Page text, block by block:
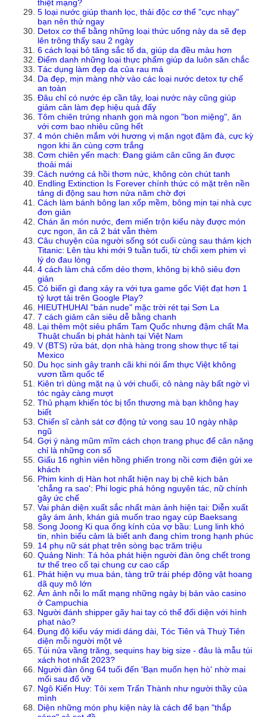
thiệt mạng?
5 loại nước giúp thanh lọc, thải độc cơ thể "cực nhạy"
bạn nên thử ngay
Detox cơ thể bằng những loại thức uống này da sẽ đẹp
lên trông thấy sau 2 ngày
6 cách loại bỏ tăng sắc tố da, giúp da đều màu hơn
Điểm danh những loại thực phẩm giúp da luôn săn chắc
Tác dụng làm đẹp da của rau má
Da đẹp, mịn màng nhờ vào các loại nước detox tự chế
an toàn
Đâu chỉ có nước ép cần tây, loại nước này cũng giúp
giảm cân làm đẹp hiệu quả đấy
Tôm chiên trứng nhanh gọn mà ngon "bon miệng", ăn
với cơm bao nhiêu cũng hết
4 món chiên mắm với hương vị mặn ngọt đậm đà, cực kỳ
ngon khi ăn cùng cơm trắng
Cơm chiên yến mạch: Đang giảm cân cũng ăn được
thoải mái
Cách nướng cá hồi thơm nức, không còn chút tanh
Endling Extinction Is Forever chính thức có mặt trên nền
tảng di động sau hơn nửa năm chờ đợi
Cách làm bánh bông lan xốp mềm, bông mịn tại nhà cực
đơn giản
Chán ăn món nước, đem miến trộn kiểu này được món
cực ngon, ăn cả 2 bát vẫn thèm
Câu chuyện của người sống sót cuối cùng sau thảm kịch
Titanic: Lên tàu khi mới 9 tuần tuổi, từ chối xem phim vì
lý do đau lòng
4 cách làm chả cốm dẻo thơm, không bị khô siêu đơn
giản
Có biến gì đang xảy ra với tựa game gốc Việt đạt hơn 1
tỷ lượt tải trên Google Play?
HIEUTHUHAI "bán nude" mặc trời rét tại Sơn La
7 cách giảm cân siêu dễ bằng chanh
Lại thêm một siêu phẩm Tam Quốc nhưng đậm chất Ma
Thuật chuẩn bị phát hành tại Việt Nam
V (BTS) rửa bát, dọn nhà hàng trong show thực tế tại
Mexico
Du học sinh gây tranh cãi khi nói ẩm thực Việt không
vươn tầm quốc tế
Kiên trì dùng mặt nạ ủ với chuối, cô nàng này bất ngờ vì
tóc ngày càng mượt
Thủ phạm khiến tóc bị tổn thương mà bạn không hay
biết
Chiến sĩ cảnh sát cơ động tử vong sau 10 ngày nhập
ngũ
Gợi ý nàng mũm mĩm cách chọn trang phục để cân nặng
chỉ là những con số
Giấu 16 nghìn viên hồng phiến trong nồi cơm điện gửi xe
khách
Phim kinh dị Hàn hot nhất hiện nay bị chê kịch bản
'chẳng ra sao': Phi logic phá hỏng nguyên tác, nữ chính
gây ức chế
Vai phản diện xuất sắc nhất màn ảnh hiện tại: Diễn xuất
gây ám ảnh, khán giả muốn trao ngay cúp Baeksang
Song Joong Ki qua ống kính của vợ bầu: Lung linh khó
tin, nhìn biểu cảm là biết anh đang chìm trong hạnh phúc
14 phụ nữ sát phạt trên sòng bạc trăm triệu
Quảng Ninh: Tá hỏa phát hiện người đàn ông chết trong
tư thế treo cổ tại chung cư cao cấp
Phát hiện vụ mua bán, tàng trữ trái phép động vật hoang
dã quy mô lớn
Ám ảnh nỗi lo mất mạng những ngày bị bán vào casino
ở Campuchia
Người đánh shipper gãy hai tay có thể đối diện với hình
phạt nào?
Đụng độ kiểu váy midi dáng dài, Tóc Tiên và Thuỳ Tiên
diện mỗi người một vẻ
Túi nửa vầng trăng, sequins hay big size - đâu là mẫu túi
xách hot nhất 2023?
Người đàn ông 64 tuổi đến 'Bạn muốn hẹn hò' nhờ mai
mối sau đổ vỡ
Ngô Kiến Huy: Tôi xem Trấn Thành như người thầy của
mình
Diện những món phụ kiện này là cách để bạn "thắp